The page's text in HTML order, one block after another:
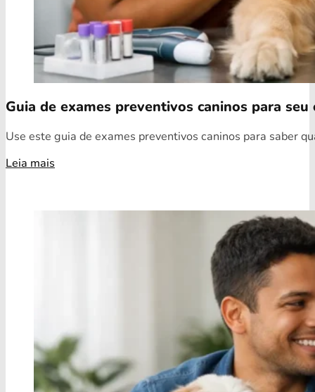
Guia de exames preventivos caninos para seu
Use este guia de exames preventivos caninos para saber
Leia mais